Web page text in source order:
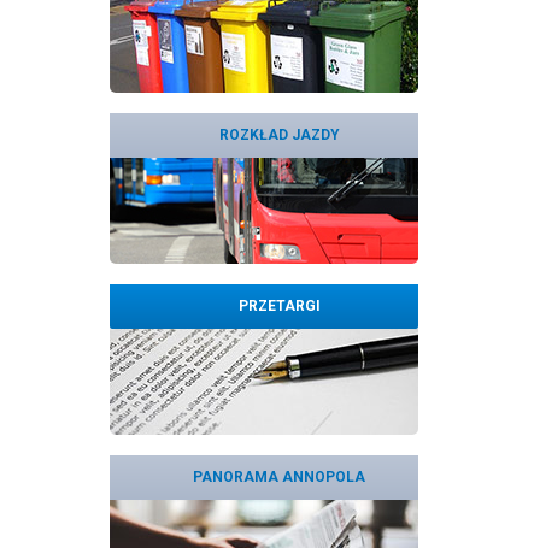
ROZKŁAD JAZDY
PRZETARGI
PANORAMA ANNOPOLA